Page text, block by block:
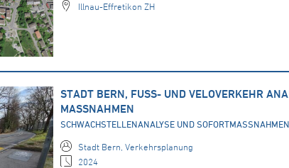
Illnau-Effretikon ZH
STADT BERN, FUSS- UND VELOVERKEHR
MASSNAHMEN
SCHWACHSTELLENANALYSE UND SOFORTMASSNAHMEN
Stadt Bern, Verkehrsplanung
2024